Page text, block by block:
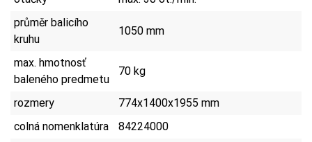
průměr balicího
kruhu
1050 mm
max. hmotnosť
baleného predmetu
70 kg
rozmery
774x1400x1955 mm
colná nomenklatúra
84224000